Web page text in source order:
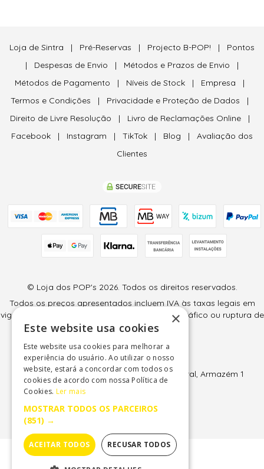
Loja de Sintra | Pré-Reservas | Projecto B-POP! | Pontos
| Despesas de Envio | Métodos e Prazos de Envio |
Métodos de Pagamento | Níveis de Stock | Empresa |
Termos e Condições | Privacidade e Proteção de Dados |
Direito de Livre Resolução | Livro de Reclamações Online|
Facebook | Instagram | TikTok | Blog | Avaliação dos
Clientes
© Loja dos POP's 2026. Todos os direitos reservados.
Todos os preços apresentados incluem IVA às taxas legais em
vigor (6% e 23%) e são válidos salvo erro tipográfico ou ruptura de
stock.
Loja dos POP's
Sintralúdica, Lda
EN247, KM65 - Av 11 de Junho 50, Park Charal, Armazém 1
2709-510 Terrugem - Sintra
×
Este website usa cookies
Este website usa cookies para melhorar a
experiência do usuário. Ao utilizar o nosso
website, estará a concordar com todos os
cookies de acordo com nossa Política de
Cookies. Ler mais
MOSTRAR TODOS OS PARCEIROS
(851) →
ACEITAR TODOS RECUSAR TODOS